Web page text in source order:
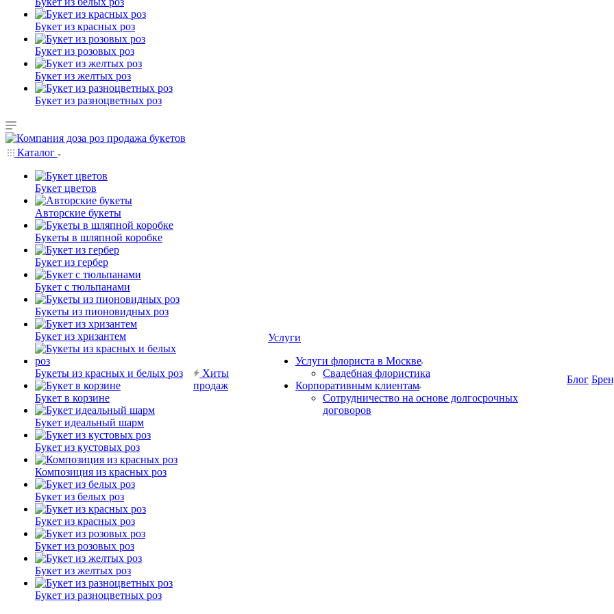
Букет из красных роз
Букет из розовых роз
Букет из желтых роз
Букет из разноцветных роз
Каталог
Букет цветов
Авторские букеты
Букеты в шляпной коробке
Букет из гербер
Букет с тюльпанами
Букеты из пионовидных роз
Букет из хризантем
Букеты из красных и белых роз
Букет в корзине
Букет идеальный шарм
Букет из кустовых роз
Композиция из красных роз
Букет из белых роз
Букет из красных роз
Букет из розовых роз
Букет из желтых роз
Букет из разноцветных роз
Хиты
продаж
Услуги
Услуги флориста в Москве
Свадебная флористика
Корпоративным клиентам
Сотрудничество на основе долгосрочных
договоров
Блог